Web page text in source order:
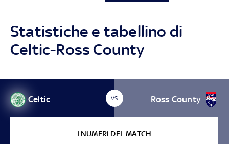
Statistiche e tabellino di
Celtic-Ross County
Celtic VS Ross County
I NUMERI DEL MATCH